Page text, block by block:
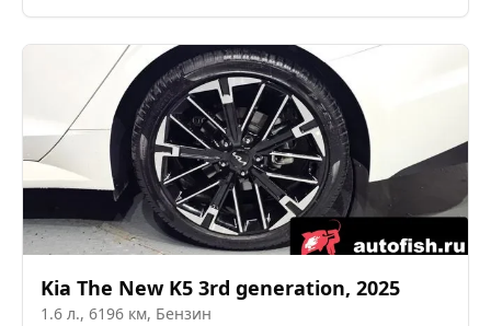
Kia The New K5 3rd generation, 2025
1.6 л., 6196 км, Бензин